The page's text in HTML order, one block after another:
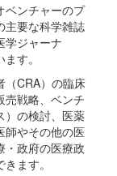
ベンチャーのプ
主要な科学雑誌
学ジャーナ
す。
（CRA）の臨床
売戦略、ベンチ
）の検討、医薬
師やその他の医
・政府の医療政
ます。